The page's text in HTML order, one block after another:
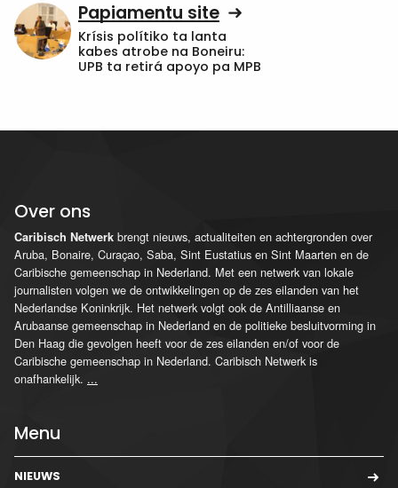
Papiamentu site
Krísis polítiko ta lanta
kabes atrobe na Boneiru:
UPB ta retirá apoyo pa MPB
Over ons
Caribisch Netwerk brengt nieuws, actualiteiten en achtergronden over
Aruba, Bonaire, Curaçao, Saba, Sint Eustatius en Sint Maarten en de
Caribische gemeenschap in Nederland. Met een netwerk van lokale
journalisten volgen we de ontwikkelingen op de zes eilanden van het
Nederlandse Koninkrijk. Het netwerk volgt ook de Antilliaanse en
Arubaanse gemeenschap in Nederland en de politieke besluitvorming in
Den Haag die gevolgen heeft voor de zes eilanden en/of voor de
Caribische gemeenschap in Nederland. Caribisch Netwerk is
onafhankelijk. ...
Menu
NIEUWS